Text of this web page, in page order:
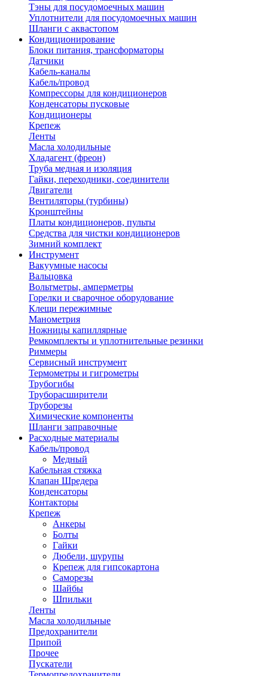
Тэны для посудомоечных машин
Уплотнители для посудомоечных машин
Шланги с аквастопом
Кондиционирование
Блоки питания, трансформаторы
Датчики
Кабель-каналы
Кабель/провод
Компрессоры для кондиционеров
Конденсаторы пусковые
Кондиционеры
Крепеж
Ленты
Масла холодильные
Хладагент (фреон)
Труба медная и изоляция
Гайки, переходники, соединители
Двигатели
Вентиляторы (турбины)
Кронштейны
Платы кондиционеров, пульты
Средства для чистки кондиционеров
Зимний комплект
Инструмент
Вакуумные насосы
Вальцовка
Вольтметры, амперметры
Горелки и сварочное оборудование
Клещи пережимные
Манометрия
Ножницы капиллярные
Ремкомплекты и уплотнительные резинки
Риммеры
Сервисный инструмент
Термометры и гигрометры
Трубогибы
Труборасширители
Труборезы
Химические компоненты
Шланги заправочные
Расходные материалы
Кабель/провод
Медный
Кабельная стяжка
Клапан Шредера
Конденсаторы
Контакторы
Крепеж
Анкеры
Болты
Гайки
Дюбели, шурупы
Крепеж для гипсокартона
Саморезы
Шайбы
Шпильки
Ленты
Масла холодильные
Предохранители
Припой
Прочее
Пускатели